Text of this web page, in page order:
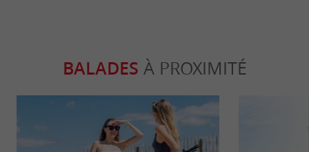
BALADES À PROXIMITÉ